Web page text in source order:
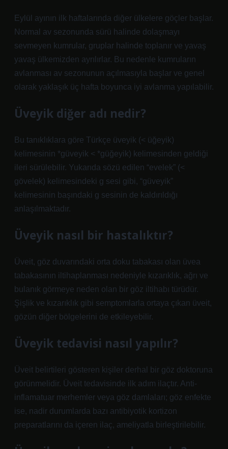
Eylül ayının ilk haftalarında diğer ülkelere göçler başlar.
Normal av sezonunda sürü halinde dolaşmayı
sevmeyen kumrular, gruplar halinde toplanır ve yavaş
yavaş ülkemizden ayrılırlar. Bu nedenle kumruların
avlanması av sezonunun açılmasıyla başlar ve genel
olarak yaklaşık üç hafta boyunca iyi avlanma yapılabilir.
Üveyik diğer adı nedir?
Bu tanıklıklara göre Türkçe üveyik (< üğeyik)
kelimesinin *güveyik < *güğeyik) kelimesinden geldiği
ileri sürülebilir. Yukarıda sözü edilen “evelek” (<
gövelek) kelimesindeki g sesi gibi, “güveyik”
kelimesinin başındaki g sesinin de kaldırıldığı
anlaşılmaktadır.
Üveyik nasıl bir hastalıktır?
Üveit, göz duvarındaki orta doku tabakası olan üvea
tabakasının iltihaplanması nedeniyle kızarıklık, ağrı ve
bulanık görmeye neden olan bir göz iltihabı türüdür.
Şişlik ve kızarıklık gibi semptomlarla ortaya çıkan üveit,
gözün diğer bölgelerini de etkileyebilir.
Üveyik tedavisi nasıl yapılır?
Üveit belirtileri gösteren kişiler derhal bir göz doktoruna
görünmelidir. Üveit tedavisinde ilk adım ilaçtır. Anti-
inflamatuar merhemler veya göz damlaları; göz enfekte
ise, nadir durumlarda bazı antibiyotik kortizon
preparatlarını da içeren ilaç, ameliyatla birleştirilebilir.